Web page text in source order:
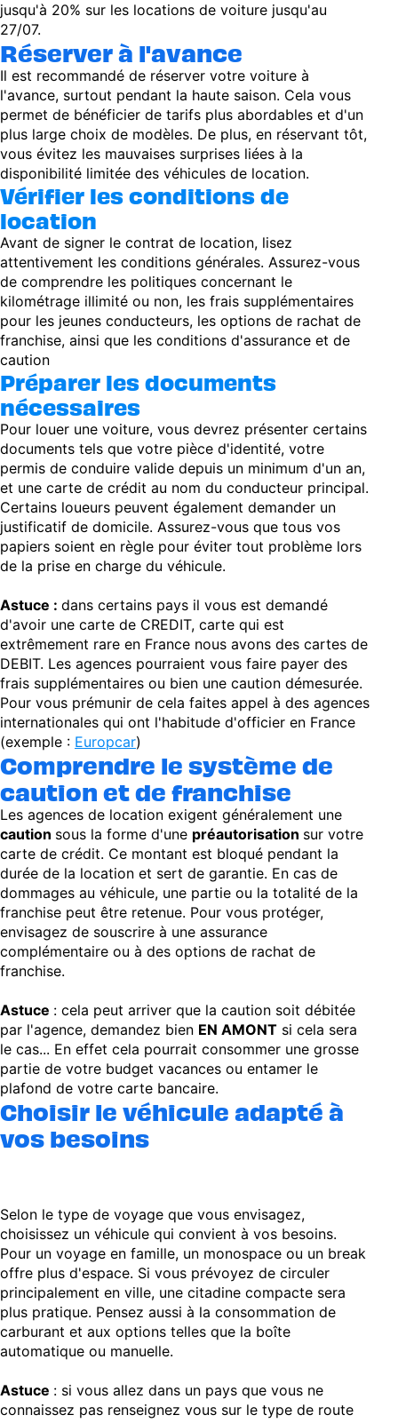
jusqu'à 20% sur les locations de voiture jusqu'au
27/07.
Réserver à l'avance
Il est recommandé de réserver votre voiture à
l'avance, surtout pendant la haute saison. Cela vous
permet de bénéficier de tarifs plus abordables et d'un
plus large choix de modèles. De plus, en réservant tôt,
vous évitez les mauvaises surprises liées à la
disponibilité limitée des véhicules de location.
Vérifier les conditions de
location
Avant de signer le contrat de location, lisez
attentivement les conditions générales. Assurez-vous
de comprendre les politiques concernant le
kilométrage illimité ou non, les frais supplémentaires
pour les jeunes conducteurs, les options de rachat de
franchise, ainsi que les conditions d'assurance et de
caution
Préparer les documents
nécessaires
Pour louer une voiture, vous devrez présenter certains
documents tels que votre pièce d'identité, votre
permis de conduire valide depuis un minimum d'un an,
et une carte de crédit au nom du conducteur principal.
Certains loueurs peuvent également demander un
justificatif de domicile. Assurez-vous que tous vos
papiers soient en règle pour éviter tout problème lors
de la prise en charge du véhicule.
Astuce : dans certains pays il vous est demandé
d'avoir une carte de CREDIT, carte qui est
extrêmement rare en France nous avons des cartes de
DEBIT. Les agences pourraient vous faire payer des
frais supplémentaires ou bien une caution démesurée.
Pour vous prémunir de cela faites appel à des agences
internationales qui ont l'habitude d'officier en France
(exemple : Europcar)
Comprendre le système de
caution et de franchise
Les agences de location exigent généralement une
caution sous la forme d'une préautorisation sur votre
carte de crédit. Ce montant est bloqué pendant la
durée de la location et sert de garantie. En cas de
dommages au véhicule, une partie ou la totalité de la
franchise peut être retenue. Pour vous protéger,
envisagez de souscrire à une assurance
complémentaire ou à des options de rachat de
franchise.
Astuce : cela peut arriver que la caution soit débitée
par l'agence, demandez bien EN AMONT si cela sera
le cas... En effet cela pourrait consommer une grosse
partie de votre budget vacances ou entamer le
plafond de votre carte bancaire.
Choisir le véhicule adapté à
vos besoins
Selon le type de voyage que vous envisagez,
choisissez un véhicule qui convient à vos besoins.
Pour un voyage en famille, un monospace ou un break
offre plus d'espace. Si vous prévoyez de circuler
principalement en ville, une citadine compacte sera
plus pratique. Pensez aussi à la consommation de
carburant et aux options telles que la boîte
automatique ou manuelle.
Astuce : si vous allez dans un pays que vous ne
connaissez pas renseignez vous sur le type de route